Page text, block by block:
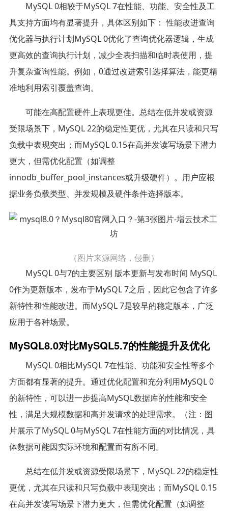
MySQL 0相较于MySQL 7在性能、功能、安全性及工
具支持方面均有显著提升，具体区别如下： 性能改进查询
优化器与执行计划MySQL 0优化了查询优化器逻辑，生成
更高效的查询执行计划，减少全表扫描和临时表使用，提
升复杂查询性能。例如，0通过改进索引选择算法，能更精
准地利用索引覆盖查询。
可能在高配置硬件上表现更佳。总结在低并发或资源
受限场景下，MySQL 22的稳定性更优，尤其在只读和只写
负载中表现突出；而MySQL 0.15在高并发读写场景下潜力
更大，但需优化配置（如调整
innodb_buffer_pool_instances或升级硬件）。用户应根
据业务负载类型、并发规模及硬件条件选择版本。
（图片来源网络，侵删）
MySQL 0与7的主要区别 版本更新与发布时间 MySQL
0作为更新版本，发布于MySQL 7之后，因此它包含了许多
新特性和性能改进。而MySQL 7是较早的稳定版本，广泛
应用于各种场景。
MySQL8.0对比MySQL5.7的性能提升及优化
MySQL 0相比MySQL 7在性能、功能和安全性等多个
方面都有显著的提升。通过优化配置和充分利用MySQL 0
的新特性，可以进一步提高MySQL数据库的性能和安全
性，满足大规模数据和高并发请求的处理需求。（注：图
片展示了MySQL 0与MySQL 7在性能方面的对比情况，具
体数据可能因实际环境和配置而有所不同。
总结在低并发或资源受限场景下，MySQL 22的稳定性
更优，尤其在只读和只写负载中表现突出；而MySQL 0.15
在高并发读写场景下潜力更大，但需优化配置（如调整